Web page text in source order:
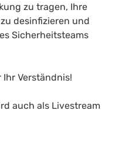
zu tragen, Ihre
desinfizieren und
Sicherheitsteams
Verständnis!
auch als Livestream